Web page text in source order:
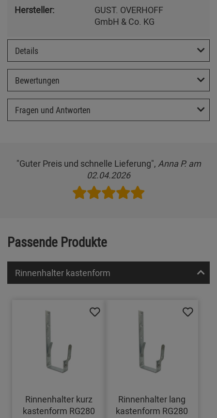
Hersteller:
GUST. OVERHOFF
GmbH & Co. KG
Details
Bewertungen
Fragen und Antworten
"Guter Preis und schnelle Lieferung", Anna P. am
02.04.2026
Passende Produkte
Rinnenhalter kastenform
Rinnenhalter kurz
kastenform RG280
Rinnenhalter lang
kastenform RG280